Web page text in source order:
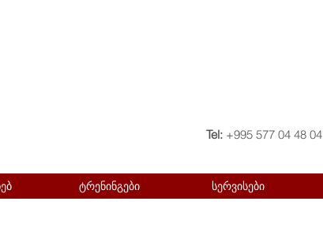
Tel: +995 577 04 48 04
ტრენინგები სერვისები